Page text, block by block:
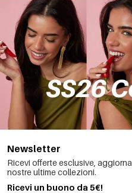
Newsletter
Ricevi offerte esclusive,
nostre ultime collezioni.
Ricevi un buono da 5€!